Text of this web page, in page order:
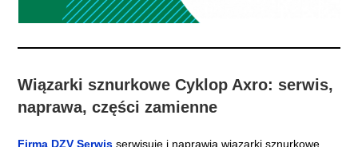
Wiązarki sznurkowe Cyklop Axro: serwis,
naprawa, części zamienne
Firma DZV Serwis serwisuje i naprawia wiązarki sznurkowe